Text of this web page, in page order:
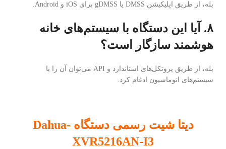
بله، از طریق اپلیکیشن DMSS یا gDMSS برای iOS و Android.
۸. آیا این دستگاه با سیستم‌های خانه
هوشمند سازگار است؟
بله، از طریق پروتکل‌های استاندارد و API می‌توان آن را با
سیستم‌های اتوماسیون ادغام کرد.
دیتا شیت رسمی دستگاه Dahua-
XVR5216AN-I3